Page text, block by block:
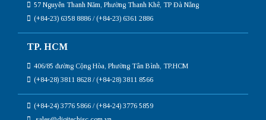
57 Nguyễn Thanh Năm, Phường Thanh Khê, TP Đà Nẵng
(+84-23) 6358 8886 / (+84-23) 6361 2886
TP. HCM
406/85 đường Cộng Hòa, Phường Tân Bình, TP.HCM
(+84-28) 3811 8628 / (+84-28) 3811 8566
(+84-24) 3776 5866 / (+84-24) 3776 5859